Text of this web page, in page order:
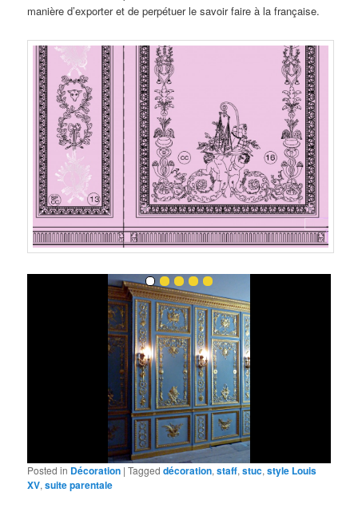
manière d’exporter et de perpétuer le savoir faire à la française.
Posted in Décoration |Tagged décoration,staff,stuc,style Louis
XV,suite parentale